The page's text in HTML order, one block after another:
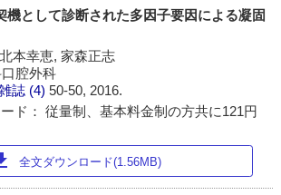
機として診断された多因子要因による凝固
本幸恵, 家森正志
腔外科
誌 (4)50-50, 2016.
ド： 従量制、基本料金制の方共に121円
全文ダウンロード(1.56MB)